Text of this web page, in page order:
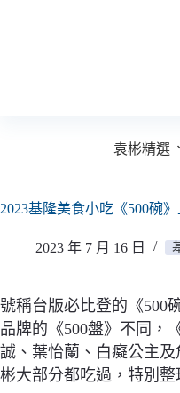
袁彬精選
2023基隆美食小吃《500碗
2023 年 7 月 16 日
號稱台版必比登的《500
品牌的《500盤》不同，
誠、葉怡蘭、白癡公主
彬大部分都吃過，特別